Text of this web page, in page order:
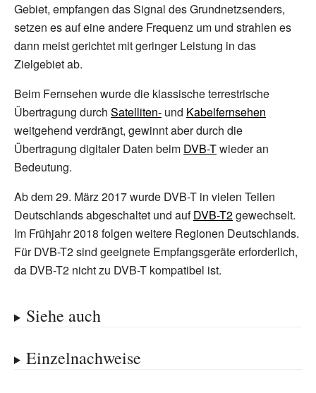
Gebiet, empfangen das Signal des Grundnetzsenders,
setzen es auf eine andere Frequenz um und strahlen es
dann meist gerichtet mit geringer Leistung in das
Zielgebiet ab.
Beim Fernsehen wurde die klassische terrestrische
Übertragung durch Satelliten- und Kabelfernsehen
weitgehend verdrängt, gewinnt aber durch die
Übertragung digitaler Daten beim DVB-Twieder an
Bedeutung.
Ab dem 29. März 2017 wurde DVB-T in vielen Teilen
Deutschlands abgeschaltet und aufDVB-T2gewechselt.
Im Frühjahr 2018 folgen weitere Regionen Deutschlands.
Für DVB-T2 sind geeignete Empfangsgeräte erforderlich,
da DVB-T2 nicht zu DVB-T kompatibel ist.
Siehe auch
Einzelnachweise